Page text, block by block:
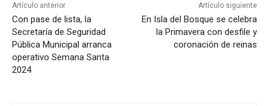
Artículo anterior
Con pase de lista, la
Secretaría de Seguridad
Pública Municipal arranca
operativo Semana Santa
2024
Artículo siguiente
En Isla del Bosque se celebra
la Primavera con desfile y
coronación de reinas